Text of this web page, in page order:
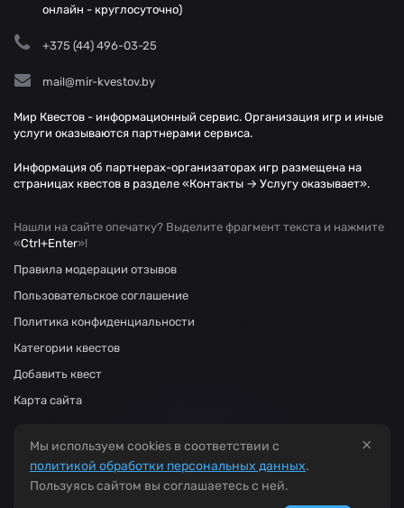
онлайн - круглосуточно)
+375 (44) 496-03-25
mail@mir-kvestov.by
Мир Квестов - информационный сервис. Организация игр и иные
услуги оказываются партнерами сервиса.
Информация об партнерах-организаторах игр размещена на
страницах квестов в разделе «Контакты → Услугу оказывает».
Нашли на сайте опечатку? Выделите фрагмент текста и нажмите
«Ctrl+Enter»!
Правила модерации отзывов
Пользовательское соглашение
Политика конфиденциальности
Категории квестов
Добавить квест
Карта сайта
×
Мы используем cookies в соответствии с
политикой обработки персональных данных.
Пользуясь сайтом вы соглашаетесь с ней.